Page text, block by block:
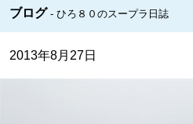
ブログ ひろ８０のスープラ日誌
2013年8月27日